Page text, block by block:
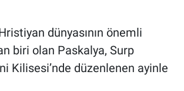
dünyasının önemli
biri olan Paskalya, Surp
Kilisesi’nde düzenlenen ayinle